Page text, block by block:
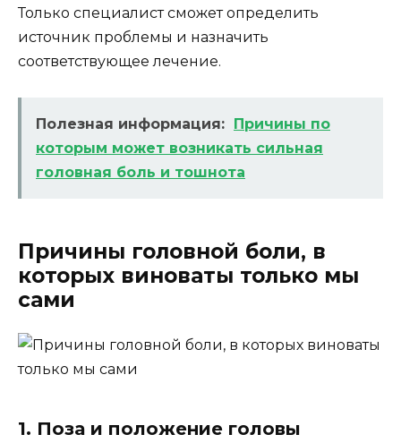
Только специалист сможет определить
источник проблемы и назначить
соответствующее лечение.
Полезная информация: Причины по
которым может возникать сильная
головная боль и тошнота
Причины головной боли, в
которых виноваты только мы
сами
1. Поза и положение головы